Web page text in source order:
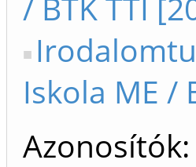
Iskola ME /
Azonosítók